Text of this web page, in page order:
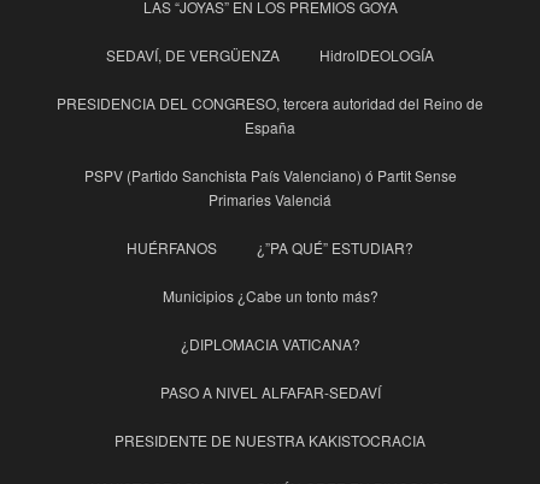
LAS “JOYAS” EN LOS PREMIOS GOYA
SEDAVÍ, DE VERGÜENZA HidroIDEOLOGÍA
PRESIDENCIA DEL CONGRESO, tercera autoridad del Reino de
España
PSPV (Partido Sanchista País Valenciano) ó Partit Sense
Primaries Valenciá
HUÉRFANOS ¿”PA QUÉ” ESTUDIAR?
Municipios ¿Cabe un tonto más?
¿DIPLOMACIA VATICANA?
PASO A NIVEL ALFAFAR-SEDAVÍ
PRESIDENTE DE NUESTRA KAKISTOCRACIA